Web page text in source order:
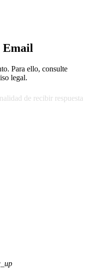
Email
Para ello, consulte
legal.
de recibir respuesta